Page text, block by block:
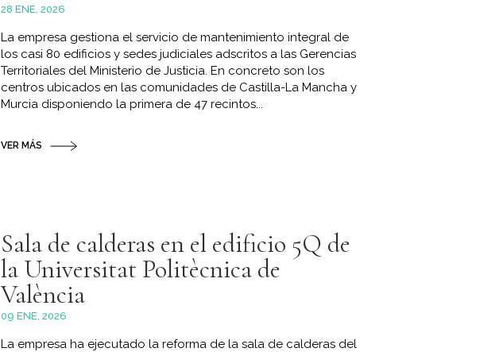
28 ENE, 2026
La empresa gestiona el servicio de mantenimiento integral de
los casi 80 edificios y sedes judiciales adscritos a las Gerencias
Territoriales del Ministerio de Justicia. En concreto son los
centros ubicados en las comunidades de Castilla-La Mancha y
Murcia disponiendo la primera de 47 recintos...
VER MÁS
Sala de calderas en el edificio 5Q de
la Universitat Politècnica de
València
09 ENE, 2026
La empresa ha ejecutado la reforma de la sala de calderas del